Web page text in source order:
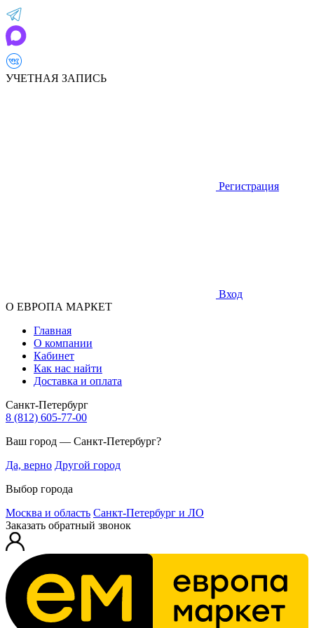
УЧЕТНАЯ ЗАПИСЬ
Регистрация
Вход
О ЕВРОПА МАРКЕТ
Главная
О компании
Кабинет
Как нас найти
Доставка и оплата
Санкт-Петербург
8 (812) 605-77-00
Ваш город — Санкт-Петербург?
Да, верно Другой город
Выбор города
Москва и область Санкт-Петербург и ЛО
Заказать обратный звонок